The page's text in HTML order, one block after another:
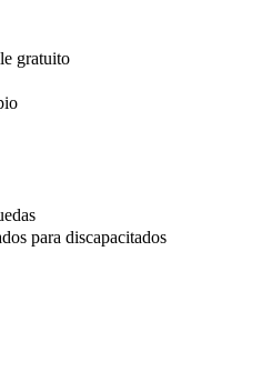
gratuito
para discapacitados